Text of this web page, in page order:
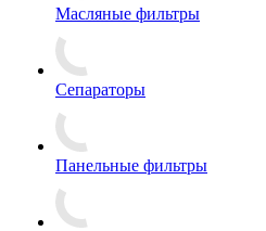
Масляные фильтры
Сепараторы
Панельные фильтры